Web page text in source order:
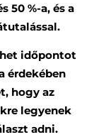
50 %-a, és a
időpontot
érdekében
hogy az
legyenek
adni.